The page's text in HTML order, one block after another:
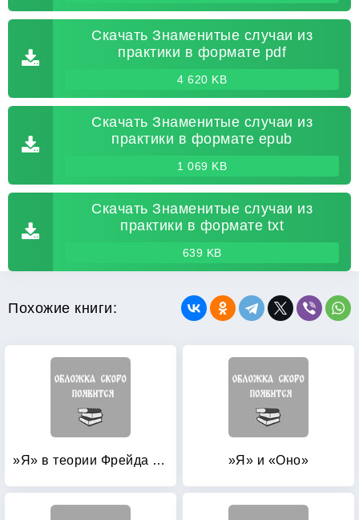
Скачать Знаменитые случаи из
практики в формате pdf
4 620 KB
Скачать Знаменитые случаи из
практики в формате epub
1 069 KB
Скачать Знаменитые случаи из
практики в формате txt
639 KB
Похожие книги:
»Я» в теории Фрейда и в технике психоанализа: Семинар. Книга 2: 1954-1955 »Я» и «Оно»